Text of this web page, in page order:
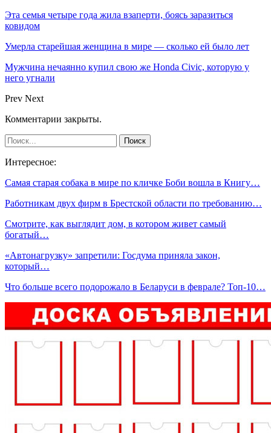
Эта семья четыре года жила взаперти, боясь заразиться
ковидом
Умерла старейшая женщина в мире — сколько ей было лет
Мужчина нечаянно купил свою же Honda Civic, которую у
него угнали
Prev Next
Комментарии закрыты.
Интересное:
Самая старая собака в мире по кличке Боби вошла в Книгу…
Работникам двух фирм в Брестской области по требованию…
Смотрите, как выглядит дом, в котором живет самый
богатый…
«Автонагрузку» запретили: Госдума приняла закон,
который…
Что больше всего подорожало в Беларуси в феврале? Топ-10…